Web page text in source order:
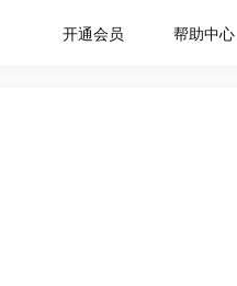
开通会员 帮助中心